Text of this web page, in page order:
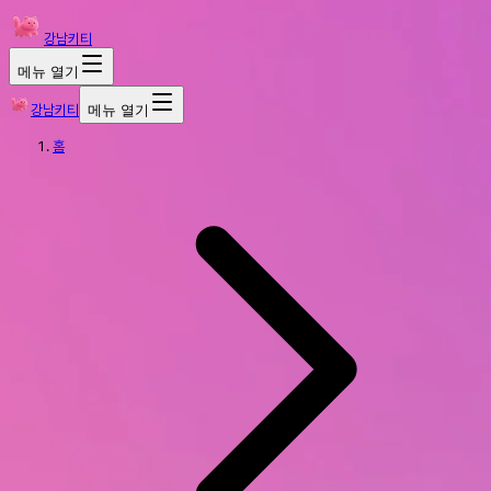
강남키티
메뉴 열기
강남키티 메뉴 열기
홈